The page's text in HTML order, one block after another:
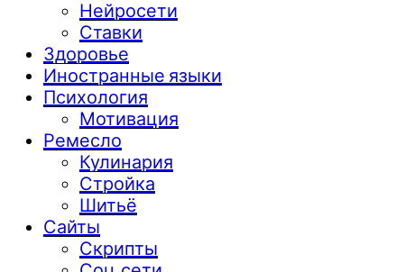
Нейросети
Ставки
Здоровье
Иностранные языки
Психология
Мотивация
Ремесло
Кулинария
Стройка
Шитьё
Сайты
Скрипты